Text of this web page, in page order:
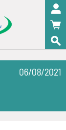
06/08/2021